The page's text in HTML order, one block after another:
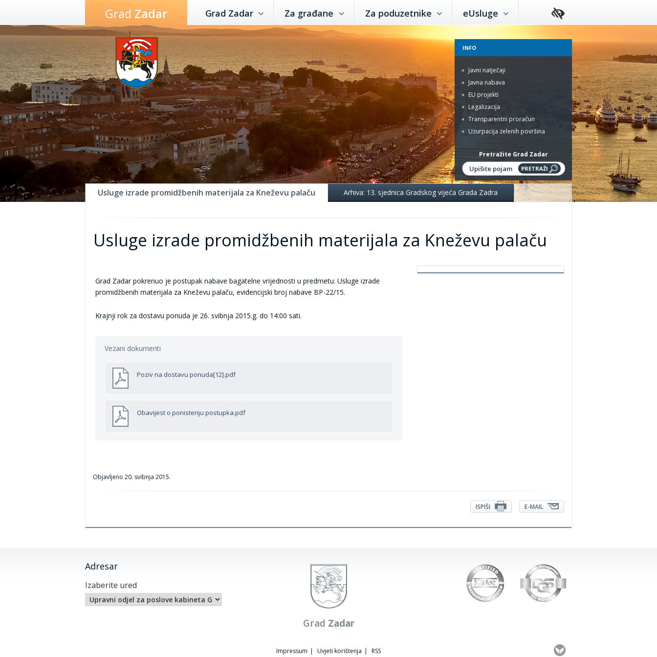
Preskoči
sadržaj
Grad Zadar Grad Zadar Za građane Za poduzetnike eUsluge
INFO
Javni natječaji
Javna nabava
EU projekti
Legalizacija
Transparentni proračun
Uzurpacija zelenih površina
Pretražite Grad Zadar
Usluge izrade promidžbenih materijala za Kneževu palaču Arhiva: 13. sjednica Gradskog vijeća Grada Zadra
Usluge izrade promidžbenih materijala za Kneževu palaču
Grad Zadar pokrenuo je postupak nabave bagatelne vrijednosti u predmetu: Usluge izrade
promidžbenih materijala za Kneževu palaču, evidencijski broj nabave BP-22/15.
Krajnji rok za dostavu ponuda je 26. svibnja 2015.g. do 14:00 sati.
Vezani dokumenti
Poziv na dostavu ponuda[12].pdf
Obavijest o ponistenju postupka.pdf
Objavljeno 20. svibnja 2015.
E-MAIL
ISPIŠI
Adresar
Izaberite ured
Grad Zadar
Impressum | Uvjeti korištenja | RSS